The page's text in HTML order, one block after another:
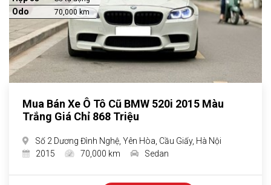
Odo 70,000 km
Mua Bán Xe Ô Tô Cũ BMW 520i 2015 Màu
Trắng Giá Chỉ 868 Triệu
Số 2 Dương Đình Nghệ, Yên Hòa, Cầu Giấy, Hà Nội
2015
70,000 km Sedan